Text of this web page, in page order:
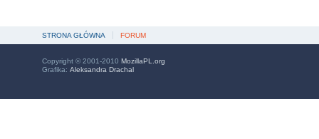
STRONA GŁÓWNA FORUM
Copyright © 2001-2010 MozillaPL.org
Grafika: Aleksandra Drachal